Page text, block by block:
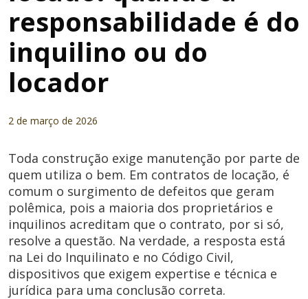
responsabilidade é do
inquilino ou do
locador
2 de março de 2026
Toda construção exige manutenção por parte de
quem utiliza o bem. Em contratos de locação, é
comum o surgimento de defeitos que geram
polêmica, pois a maioria dos proprietários e
inquilinos acreditam que o contrato, por si só,
resolve a questão. Na verdade, a resposta está
na Lei do Inquilinato e no Código Civil,
dispositivos que exigem expertise e técnica e
jurídica para uma conclusão correta.